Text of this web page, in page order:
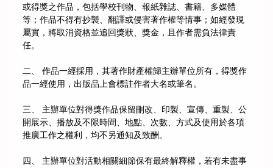
或得獎之作品，包括學校刊物、報紙雜誌、書籍、多媒體
等；作品不得有抄襲、翻譯或侵害著作權等情事；如經發現
屬實，將取消資格並追回獎狀、獎金，且作者需負法律責
任。
二、 作品一經採用，其著作財產權歸主辦單位所有，得獎作
品一經使用，出版品上會標註作者大名或筆名。
三、 主辦單位對得獎作品保留刪改、印製、宣傳、重製、公
開展示、播放及不限時間、地點、次數、方式及使用於各項
推廣工作之權利，均不另通知及致酬。
四、 主辦單位對活動相關細節保有最終解釋權，若有未盡事